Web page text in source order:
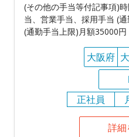
(その他の手当等付記事項)
当、営業手当、採用手当 (
(通勤手当上限)月額35000
大阪府
正社員
詳細